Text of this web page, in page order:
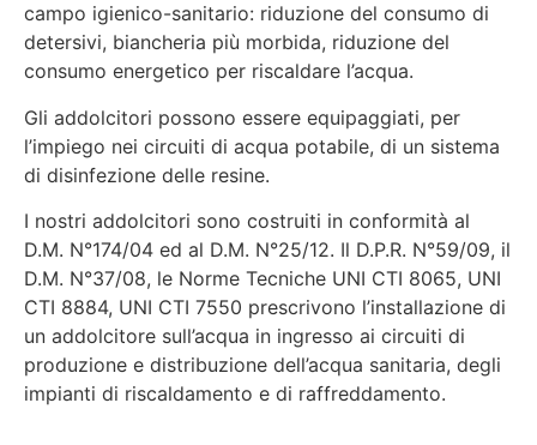
campo igienico-sanitario: riduzione del consumo di
detersivi, biancheria più morbida, riduzione del
consumo energetico per riscaldare l’acqua.
Gli addolcitori possono essere equipaggiati, per
l’impiego nei circuiti di acqua potabile, di un sistema
di disinfezione delle resine.
I nostri addolcitori sono costruiti in conformità al
D.M. N°174/04 ed al D.M. N°25/12. Il D.P.R. N°59/09, il
D.M. N°37/08, le Norme Tecniche UNI CTI 8065, UNI
CTI 8884, UNI CTI 7550 prescrivono l’installazione di
un addolcitore sull’acqua in ingresso ai circuiti di
produzione e distribuzione dell’acqua sanitaria, degli
impianti di riscaldamento e di raffreddamento.